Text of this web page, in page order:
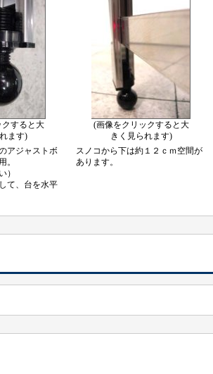
すると大
ます)
アジャストボ
。
）
て、台を水平
(画像をクリックすると大
きく見られます)
スノコから下は約１２ｃｍ空間が
あります。